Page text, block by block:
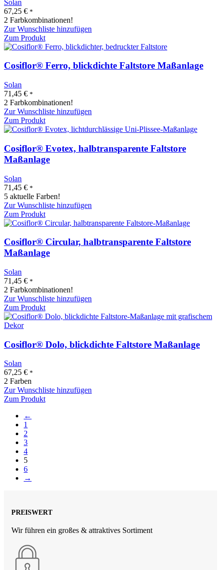
Solan
67,25 € *
2 Farbkombinationen!
Zur Wunschliste hinzufügen
Zum Produkt
Cosiflor® Ferro, blickdichte Faltstore Maßanlage
Solan
71,45 € *
2 Farbkombinationen!
Zur Wunschliste hinzufügen
Zum Produkt
Cosiflor® Evotex, halbtransparente Faltstore
Maßanlage
Solan
71,45 € *
5 aktuelle Farben!
Zur Wunschliste hinzufügen
Zum Produkt
Cosiflor® Circular, halbtransparente Faltstore
Maßanlage
Solan
71,45 € *
2 Farbkombinationen!
Zur Wunschliste hinzufügen
Zum Produkt
Cosiflor® Dolo, blickdichte Faltstore Maßanlage
Solan
67,25 € *
2 Farben
Zur Wunschliste hinzufügen
Zum Produkt
←
1
2
3
4
5
6
→
PREISWERT
Wir führen ein großes & attraktives Sortiment